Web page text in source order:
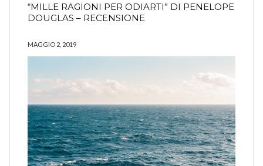
“MILLE RAGIONI PER ODIARTI” DI PENELOPE
DOUGLAS – RECENSIONE
MAGGIO 2, 2019